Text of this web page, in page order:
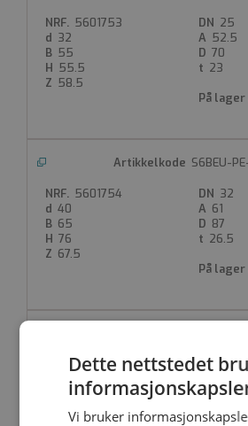
5601753
25
32
52.5
55
70
55.5
23
58.5
S6BEU-
5601754
32
40
61
65
87
76
26.5
67.5
5601755
40
50
75
101.5
88.5
31.5
Dette nettstedet
Vi bruker